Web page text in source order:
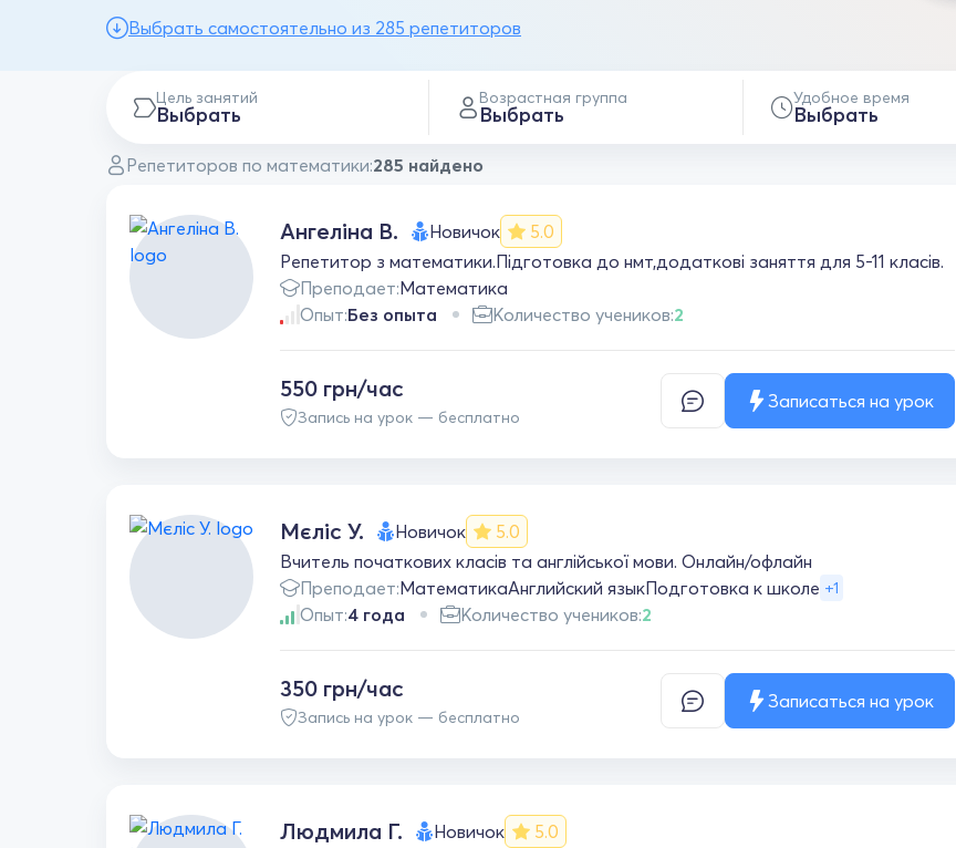
Выбрать самостоятельно из 285 репетиторов
Цель занятий
Выбрать
Возрастная группа
Выбрать
Удобное время
Выбрать
Репетиторов по математики:285 найдено
Ангеліна В. Новичок
5.0
Репетитор з математики.Підготовка до нмт,додаткові заняття для 5-11 класів.
Преподает:Математика
Опыт:Без опыта Количество учеников:2
550 грн/час
Запись на урок — бесплатно
Записаться на урок
Мєліс У. Новичок
5.0
Вчитель початкових класів та англійської мови. Онлайн/офлайн
Преподает:МатематикаАнглийский языкПодготовка к школе +1
Опыт:4 года Количество учеников:2
350 грн/час
Запись на урок — бесплатно
Записаться на урок
Людмила Г. Новичок
5.0